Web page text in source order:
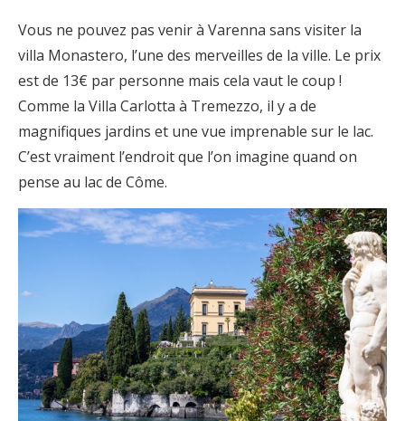
Vous ne pouvez pas venir à Varenna sans visiter la
villa Monastero, l’une des merveilles de la ville. Le prix
est de 13€ par personne mais cela vaut le coup !
Comme la Villa Carlotta à Tremezzo, il y a de
magnifiques jardins et une vue imprenable sur le lac.
C’est vraiment l’endroit que l’on imagine quand on
pense au lac de Côme.